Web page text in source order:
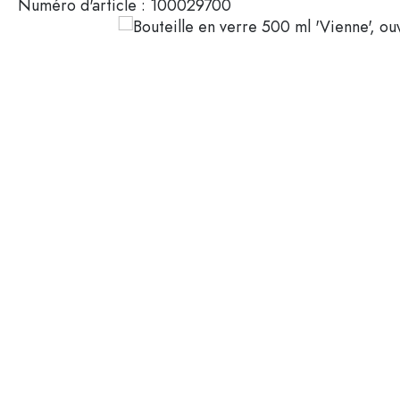
Contenants cosmétiques
Bouteilles en verre 100 ml
Numéro d'article : 100029700